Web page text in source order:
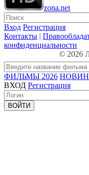
zona.net
Вход Регистрация
Контакты |
конфиденциальности
© 2026
ФИЛЬМЫ 2026
ВХОД Регистрация